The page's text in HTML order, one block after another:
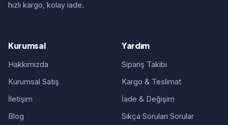
hızlı kargo, kolay iade.
Kurumsal
Hakkımızda
Kurumsal Satış
İletişim
Blog
Yardım
Sipariş Takibi
Kargo & Teslimat
İade & Değişim
Sıkça Sorulan Sorular